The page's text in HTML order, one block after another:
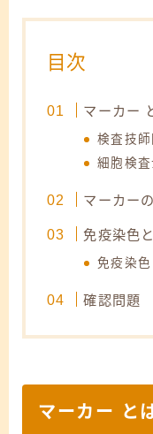
目次
マーカー
検査技
細胞検
マーカー
免疫染色
免疫染色
確認問題
マーカー と